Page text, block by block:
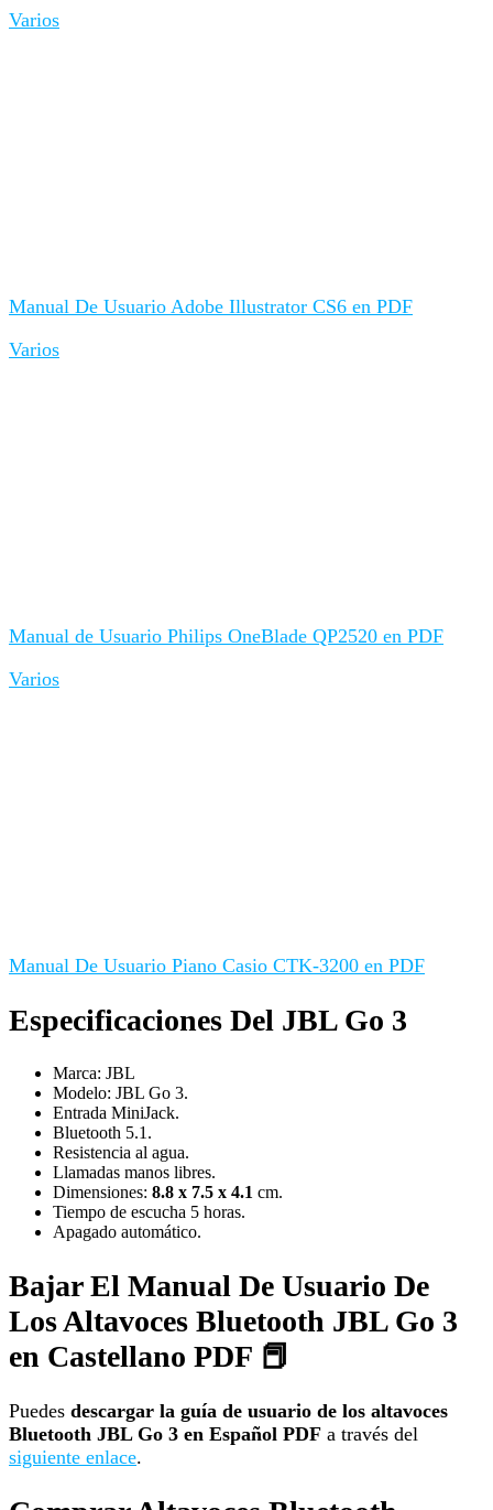
Varios
Manual De Usuario Adobe Illustrator CS6 en PDF
Varios
Manual de Usuario Philips OneBlade QP2520 en PDF
Varios
Manual De Usuario Piano Casio CTK-3200 en PDF
Especificaciones Del JBL Go 3
Marca: JBL
Modelo: JBL Go 3.
Entrada MiniJack.
Bluetooth 5.1.
Resistencia al agua.
Llamadas manos libres.
Dimensiones: 8.8 x 7.5 x 4.1 cm.
Tiempo de escucha 5 horas.
Apagado automático.
Bajar El Manual De Usuario De
Los Altavoces Bluetooth JBL Go 3
en Castellano PDF 📕
Puedes descargar la guía de usuario de los altavoces
Bluetooth JBL Go 3 en Español PDF a través del
siguiente enlace.